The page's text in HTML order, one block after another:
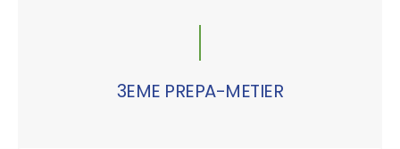
3EME PREPA-METIER